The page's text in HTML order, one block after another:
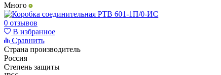
Много
0 отзывов
В избранное
Сравнить
Страна производитель
Россия
Степень защиты